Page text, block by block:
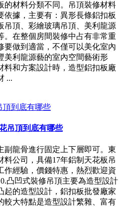
的材料分類不同。吊頂裝修材料
依據，主要有：異形長條鋁扣板
吊頂、彩繪玻璃吊頂、美利龍源
。在整個房間裝修中占有非常重
要做到適當，不僅可以美化室內
美利龍源藝的室內空間藝術形
料和方案設計時，造型鋁扣板廠
...
吊頂到底有哪些
副龍骨進行固定上下層即可。東
料公司，具備17年鋁制天花板吊
作經驗，價錢特惠，熱烈歡迎資
凸凹式裝修吊頂主要為造型設計
起的造型設計，鋁扣板批發廠家
較大特點是造型設計繁雜、富有